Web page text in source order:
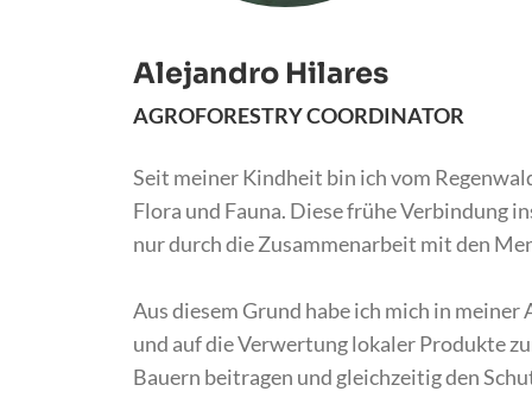
Alejandro Hilares
AGROFORESTRY COORDINATOR
Seit meiner Kindheit bin ich vom
Flora und Fauna. Diese frühe Verbindung
nur durch die Zusammenarbeit mit den
Aus diesem Grund habe ich mich in
und auf die Verwertung lokaler Produkte
Bauern beitragen und gleichzeitig den